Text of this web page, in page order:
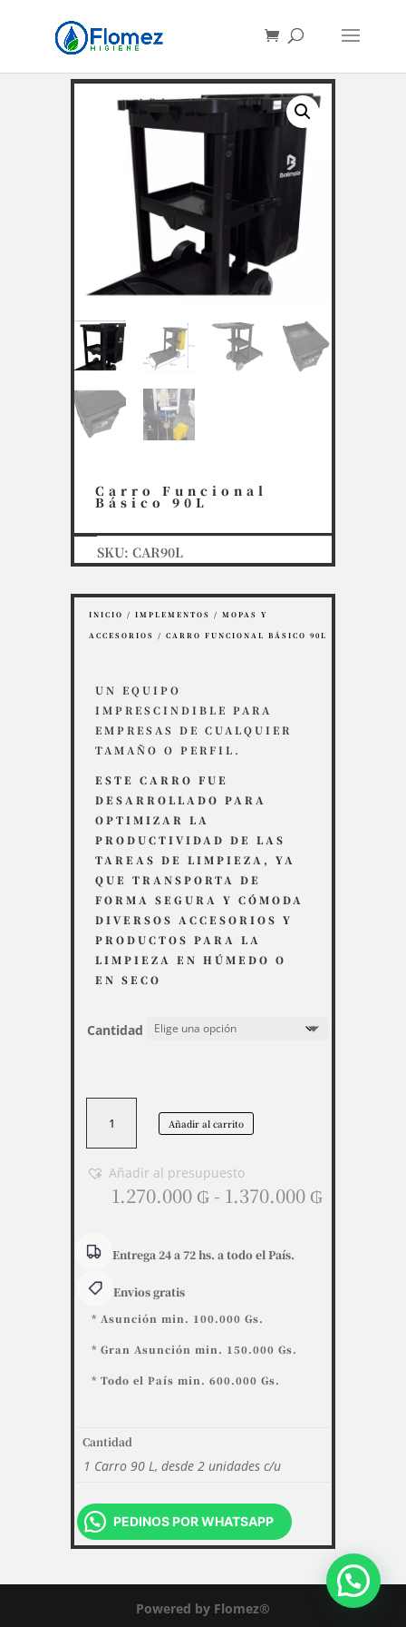
productos
Carro Funcional
Básico 90L
SKU:CAR90L
INICIO / IMPLEMENTOS / MOPAS Y
ACCESORIOS / CARRO FUNCIONAL BÁSICO 90L
UN EQUIPO
IMPRESCINDIBLE PARA
EMPRESAS DE CUALQUIER
TAMAÑO O PERFIL.
ESTE CARRO FUE
DESARROLLADO PARA
OPTIMIZAR LA
PRODUCTIVIDAD DE LAS
TAREAS DE LIMPIEZA, YA
QUE TRANSPORTA DE
FORMA SEGURA Y CÓMODA
DIVERSOS ACCESORIOS Y
PRODUCTOS PARA LA
LIMPIEZA EN HÚMEDO O
EN SECO
Cantidad
Funcional
Básico
90L
cantidad
Añadir al carrito
Añadir al presupuesto
1.270.000 ₲ - 1.370.000 ₲Rango
Entrega 24 a 72 hs. a todo el País.
Envios gratis
* Asunción min. 100.000 Gs.
* Gran Asunción min. 150.000 Gs.
* Todo el País min. 600.000 Gs.
Cantidad
1 Carro 90 L, desde 2 unidades c/u
PEDINOS POR WHATSAPP
Powered by Flomez®